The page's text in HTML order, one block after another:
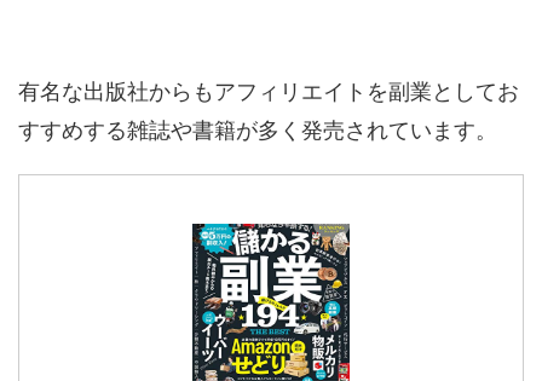
有名な出版社からもアフィリエイトを副業としてお
すすめする雑誌や書籍が多く発売されています。